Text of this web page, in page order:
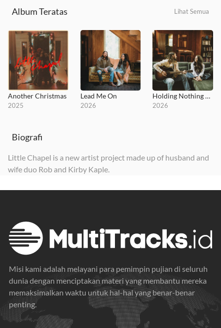
Album Teratas Lihat Semua
Another Christmas
2025
Lead Me On
2026
Holding Nothing Back
2026
Biografi
Little Chapel is a new artist project made up of husband and
wife duo Rob and Kirby Kaple.
Misi kami adalah melayani para pemimpin pujian di seluruh
dunia dengan menciptakan materi yang membantu mereka
memaksimalkan waktu untuk hal-hal yang benar-benar
penting.